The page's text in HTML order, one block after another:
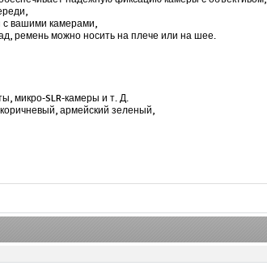
с вашими камерами,
ремень можно носить на плече или на шее.
микро-SLR-камеры и т. Д.
армейский зеленый,